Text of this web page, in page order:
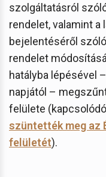
szolgáltatásról
rendelet, valamint
bejelentéséről
rendelet
hatályba lépésével
napjától –
felülete
szüntették meg az
felületét).